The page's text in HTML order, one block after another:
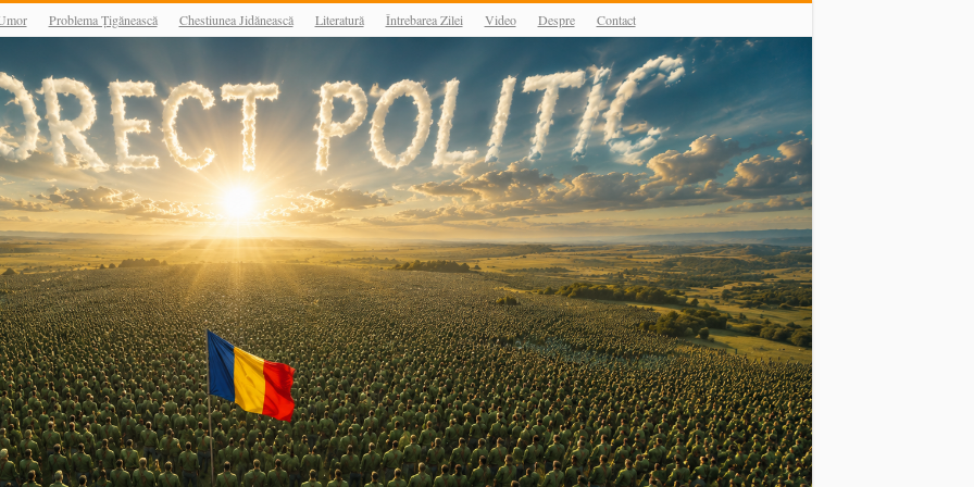
Problema Țigănească Chestiunea Jidănească Literatură Întrebarea Zilei Video Despre Contact